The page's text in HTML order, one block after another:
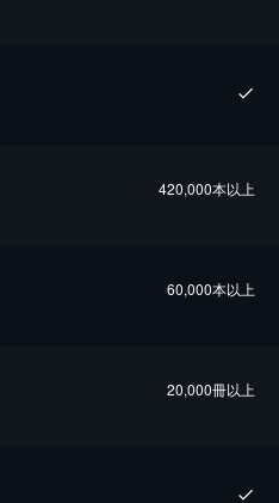
420,000本以上
60,000本以上
20,000冊以上